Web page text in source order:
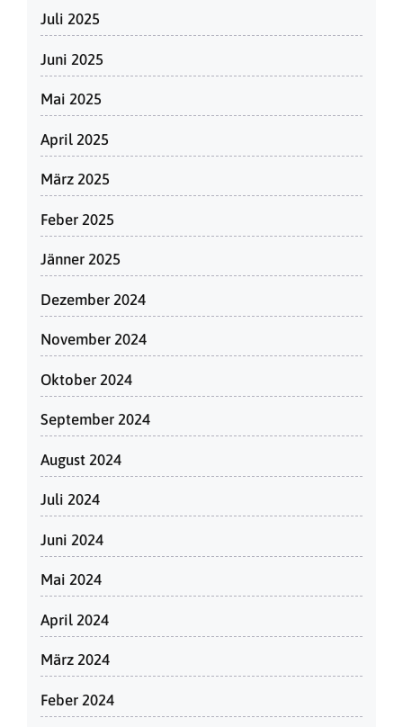
Juli 2025
Juni 2025
Mai 2025
April 2025
März 2025
Feber 2025
Jänner 2025
Dezember 2024
November 2024
Oktober 2024
September 2024
August 2024
Juli 2024
Juni 2024
Mai 2024
April 2024
März 2024
Feber 2024